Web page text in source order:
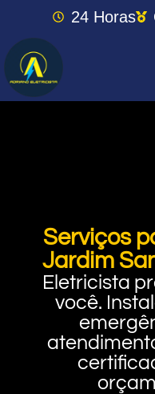
24 Horas
Serviços
Jardim
Eletricista
você.